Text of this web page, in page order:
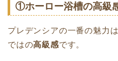
①ホーロー浴槽の高級
プレデンシアの一番の魅力
ではの高級感です。